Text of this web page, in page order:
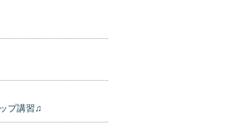
プ講習♫